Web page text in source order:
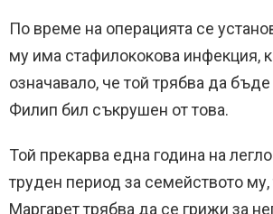
По време на операцията се
му има стафилококова инфекция,
означавало, че той трябва да
Филип бил съкрушен от това.
Той прекарва една година на
труден период за семейството му,
Маргарет трябва да се грижи за